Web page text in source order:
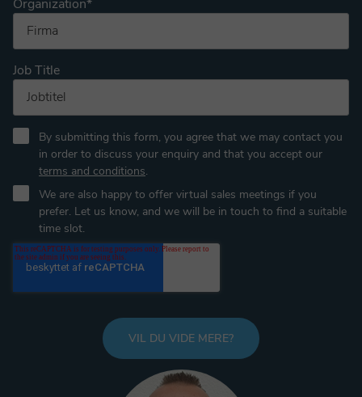
Organization*
Job Title
By submitting this form, you agree that we may contact you
in order to discuss your enquiry and that you accept our
terms and conditions.
We are also happy to offer virtual sales meetings if you
prefer. Let us know, and we will be in touch to find a suitable
time slot.